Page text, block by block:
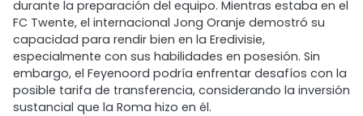
durante la preparación del equipo. Mientras estaba en el
FC Twente, el internacional Jong Oranje demostró su
capacidad para rendir bien en la Eredivisie,
especialmente con sus habilidades en posesión. Sin
embargo, el Feyenoord podría enfrentar desafíos con la
posible tarifa de transferencia, considerando la inversión
sustancial que la Roma hizo en él.